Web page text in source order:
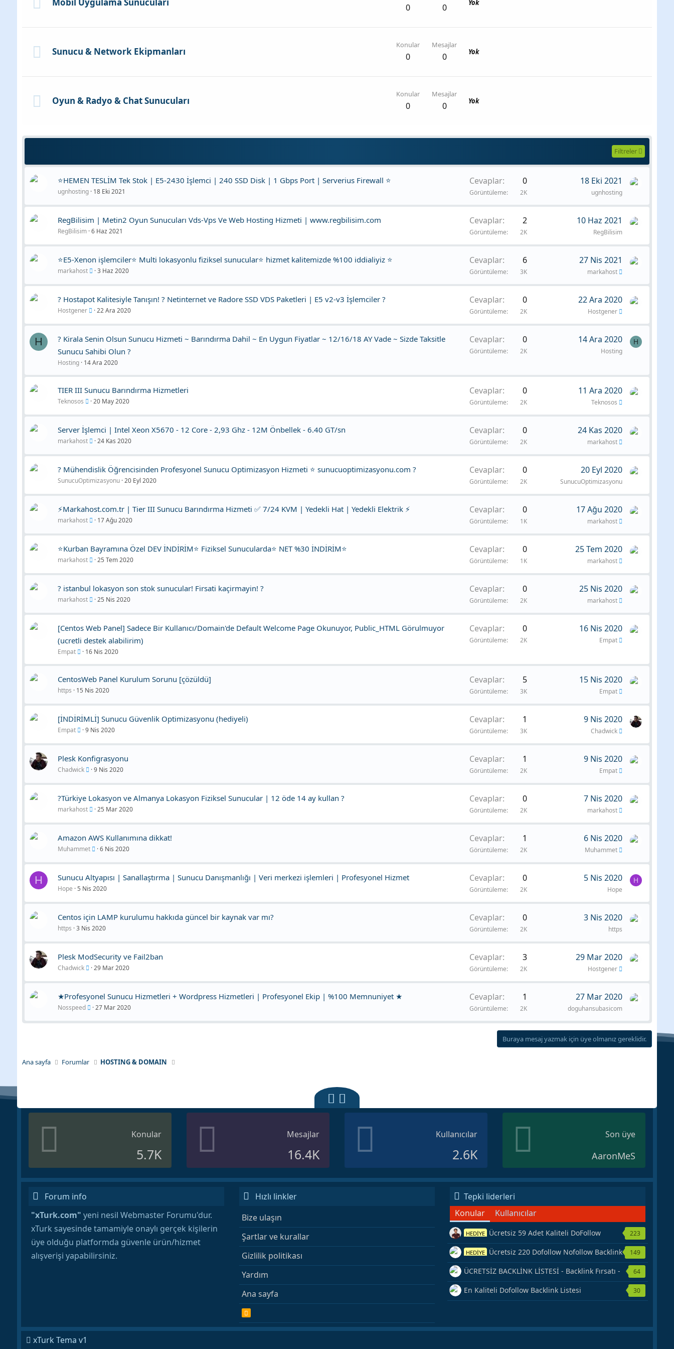
0 0 Yok
Sunucu & Network Ekipmanları
Konular
0
Mesajlar
0 Yok
Oyun & Radyo & Chat Sunucuları
Konular
0
Mesajlar
0 Yok
Filtreler
⭐HEMEN TESLİM Tek Stok | E5-2430 İşlemci | 240 SSD Disk | 1 Gbps Port | Serverius Firewall ⭐
ugnhosting 18 Eki 2021
Cevaplar 0
Görüntüleme 2K
18 Eki 2021
ugnhosting
RegBilisim | Metin2 Oyun Sunucuları Vds-Vps Ve Web Hosting Hizmeti | www.regbilisim.com
RegBilisim 6 Haz 2021
Cevaplar 2
Görüntüleme 2K
10 Haz 2021
RegBilisim
⭐E5-Xenon işlemciler⭐ Multi lokasyonlu fiziksel sunucular⭐ hizmet kalitemizde %100 iddialiyiz ⭐
markahost 3 Haz 2020
Cevaplar 6
Görüntüleme 3K
27 Nis 2021
markahost
? Hostapot Kalitesiyle Tanışın! ? Netinternet ve Radore SSD VDS Paketleri | E5 v2-v3 İşlemciler ?
Hostgener 22 Ara 2020
Cevaplar 0
Görüntüleme 2K
22 Ara 2020
Hostgener
H
? Kirala Senin Olsun Sunucu Hizmeti ~ Barındırma Dahil ~ En Uygun Fiyatlar ~ 12/16/18 AY Vade ~ Sizde Taksitle
Sunucu Sahibi Olun ?
Hosting 14 Ara 2020
Cevaplar 0
Görüntüleme 2K
14 Ara 2020
Hosting
H
TIER III Sunucu Barındırma Hizmetleri
Teknosos 20 May 2020
Cevaplar 0
Görüntüleme 2K
11 Ara 2020
Teknosos
Server İşlemci | Intel Xeon X5670 - 12 Core - 2,93 Ghz - 12M Önbellek - 6.40 GT/sn
markahost 24 Kas 2020
Cevaplar 0
Görüntüleme 2K
24 Kas 2020
markahost
? Mühendislik Öğrencisinden Profesyonel Sunucu Optimizasyon Hizmeti ⭐ sunucuoptimizasyonu.com ?
SunucuOptimizasyonu 20 Eyl 2020
Cevaplar 0
Görüntüleme 2K
20 Eyl 2020
SunucuOptimizasyonu
⚡Markahost.com.tr | Tier III Sunucu Barındırma Hizmeti ✅ 7/24 KVM | Yedekli Hat | Yedekli Elektrik ⚡
markahost 17 Ağu 2020
Cevaplar 0
Görüntüleme 1K
17 Ağu 2020
markahost
⭐Kurban Bayramına Özel DEV İNDİRİM⭐ Fiziksel Sunucularda⭐ NET %30 İNDİRİM⭐
markahost 25 Tem 2020
Cevaplar 0
Görüntüleme 1K
25 Tem 2020
markahost
? istanbul lokasyon son stok sunucular! Firsati kaçirmayin! ?
markahost 25 Nis 2020
Cevaplar 0
Görüntüleme 2K
25 Nis 2020
markahost
[Centos Web Panel] Sadece Bir Kullanıcı/Domain'de Default Welcome Page Okunuyor, Public_HTML Görulmuyor
(ucretli destek alabilirim)
Empat 16 Nis 2020
Cevaplar 0
Görüntüleme 2K
16 Nis 2020
Empat
CentosWeb Panel Kurulum Sorunu [çözüldü]
https 15 Nis 2020
Cevaplar 5
Görüntüleme 3K
15 Nis 2020
Empat
[İNDİRİMLİ] Sunucu Güvenlik Optimizasyonu (hediyeli)
Empat 9 Nis 2020
Cevaplar 1
Görüntüleme 3K
9 Nis 2020
Chadwick
Plesk Konfigrasyonu
Chadwick 9 Nis 2020
Cevaplar 1
Görüntüleme 2K
9 Nis 2020
Empat
?Türkiye Lokasyon ve Almanya Lokasyon Fiziksel Sunucular | 12 öde 14 ay kullan ?
markahost 25 Mar 2020
Cevaplar 0
Görüntüleme 2K
7 Nis 2020
markahost
Amazon AWS Kullanımına dikkat!
Muhammet 6 Nis 2020
Cevaplar 1
Görüntüleme 2K
6 Nis 2020
Muhammet
H Sunucu Altyapısı | Sanallaştırma | Sunucu Danışmanlığı | Veri merkezi işlemleri | Profesyonel Hizmet
Hope 5 Nis 2020
Cevaplar 0
Görüntüleme 2K
5 Nis 2020
Hope
H
Centos için LAMP kurulumu hakkıda güncel bir kaynak var mı?
https 3 Nis 2020
Cevaplar 0
Görüntüleme 2K
3 Nis 2020
https
Plesk ModSecurity ve Fail2ban
Chadwick 29 Mar 2020
Cevaplar 3
Görüntüleme 2K
29 Mar 2020
Hostgener
★Profesyonel Sunucu Hizmetleri + Wordpress Hizmetleri | Profesyonel Ekip | %100 Memnuniyet ★
Nosspeed 27 Mar 2020
Cevaplar 1
Görüntüleme 2K
27 Mar 2020
doguhansubasicom
Buraya mesaj yazmak için üye olmanız gereklidir.
Ana sayfa Forumlar HOSTING & DOMAIN
Konular
5.7K
Mesajlar
16.4K
Kullanıcılar
2.6K
Son üye
AaronMeS
Forum info
"xTurk.com" yeni nesil Webmaster Forumu'dur.
xTurk sayesinde tamamiyle onaylı gerçek kişilerin
üye olduğu platformda güvenle ürün/hizmet
alışverişi yapabilirsiniz.
Hızlı linkler
Bize ulaşın
Şartlar ve kurallar
Gizlilik politikası
Yardım
Ana sayfa
R
S
S
Tepki liderleri
Konular
Kullanıcılar
HEDİYE Ücretsiz 59 Adet Kaliteli DoFollow
Backlink Kaynağı Veriyorum.
223
HEDİYE Ücretsiz 220 Dofollow Nofollow Backlink
Veriyorum
149
ÜCRETSİZ BACKLİNK LİSTESİ - Backlink Fırsatı -
Hemen Yetiş!
64
En Kaliteli Dofollow Backlink Listesi 30
xTurk Tema v1